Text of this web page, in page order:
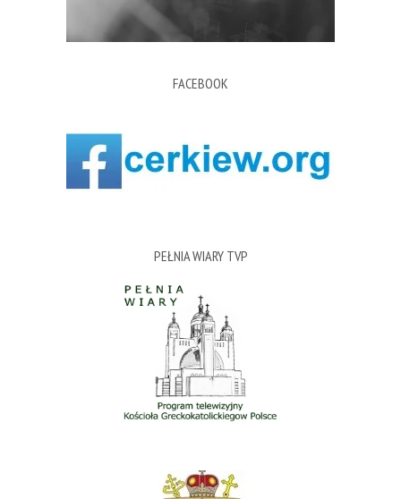
FACEBOOK
PEŁNIA WIARY TVP